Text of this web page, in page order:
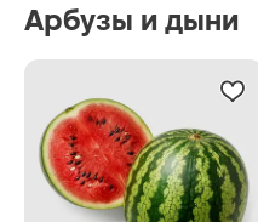
Арбузы и дыни